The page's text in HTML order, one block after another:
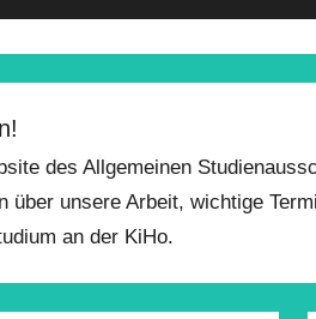
des Allgemeinen
über unsere Arbeit, wichtige
an der KiHo.